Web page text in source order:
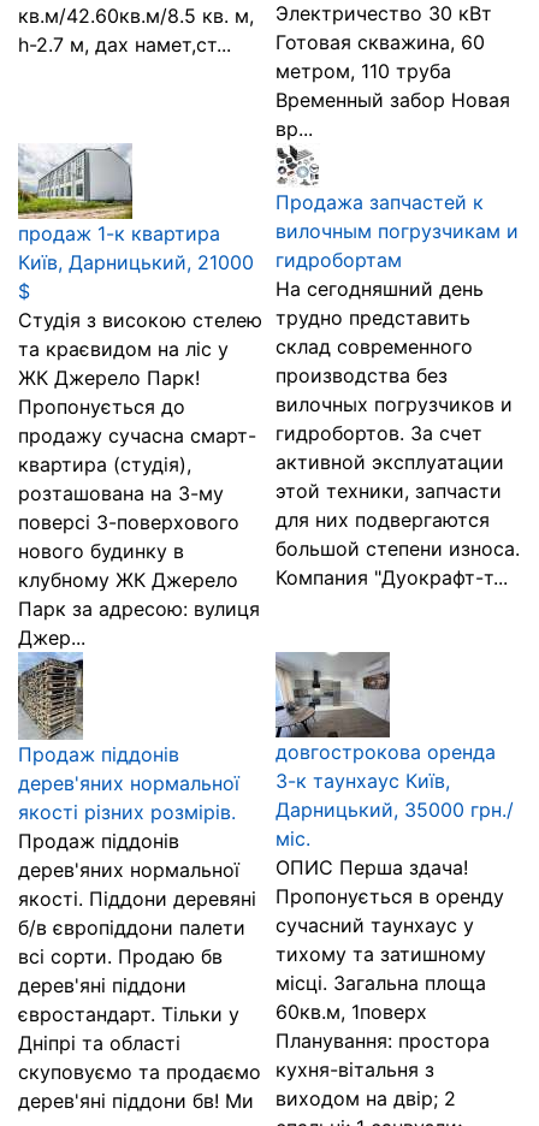
кв.м/42.60кв.м/8.5 кв. м,
h-2.7 м, дах намет,ст...
Электричество 30 кВт
Готовая скважина, 60
метром, 110 труба
Временный забор Новая
вр...
продаж 1-к квартира
Київ, Дарницький, 21000
$
Студія з високою стелею
та краєвидом на ліс у
ЖК Джерело Парк!
Пропонується до
продажу сучасна смарт-
квартира (студія),
розташована на 3-му
поверсі 3-поверхового
нового будинку в
клубному ЖК Джерело
Парк за адресою: вулиця
Джер...
Продажа запчастей к
вилочным погрузчикам и
гидробортам
На сегодняшний день
трудно представить
склад современного
производства без
вилочных погрузчиков и
гидробортов. За счет
активной эксплуатации
этой техники, запчасти
для них подвергаются
большой степени износа.
Компания "Дуокрафт-т...
Продаж піддонів
дерев'яних нормальної
якості різних розмірів.
Продаж піддонів
дерев'яних нормальної
якості. Піддони деревяні
б/в європіддони палети
всі сорти. Продаю бв
дерев'яні піддони
євростандарт. Тільки у
Дніпрі та області
скуповуємо та продаємо
дерев'яні піддони бв! Ми
довгострокова оренда
3-к таунхаус Київ,
Дарницький, 35000 грн./
міс.
ОПИС Перша здача!
Пропонується в оренду
сучасний таунхаус у
тихому та затишному
місці. Загальна площа
60кв.м, 1поверх
Планування: простора
кухня-вітальня з
виходом на двір; 2